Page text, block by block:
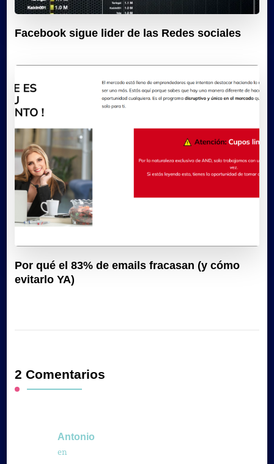
Facebook sigue lider de las Redes sociales
Por qué el 83% de emails fracasan (y cómo
evitarlo YA)
2 Comentarios
Antonio
en